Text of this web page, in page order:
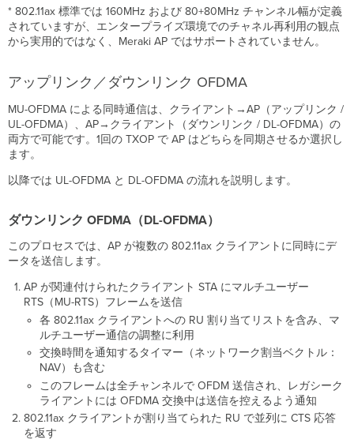
* 802.11ax 標準では 160MHz および 80+80MHz チャンネル幅が定義
されていますが、エンタープライズ環境でのチャネル再利用の観点
から実用的ではなく、Meraki AP ではサポートされていません。
アップリンク／ダウンリンク OFDMA
MU-OFDMA による同時通信は、クライアント→AP（アップリンク /
UL-OFDMA）、AP→クライアント（ダウンリンク / DL-OFDMA）の
両方で可能です。1回の TXOP で AP はどちらを同期させるか選択し
ます。
以降では UL-OFDMA と DL-OFDMA の流れを説明します。
ダウンリンク OFDMA（DL-OFDMA）
このプロセスでは、AP が複数の 802.11ax クライアントに同時にデ
ータを送信します。
AP が関連付けられたクライアント STA にマルチユーザー
RTS（MU-RTS）フレームを送信
各 802.11ax クライアントへの RU 割り当てリストを含み、マ
ルチユーザー通信の調整に利用
交換時間を通知するタイマー（ネットワーク割当ベクトル：
NAV）も含む
このフレームは全チャンネルで OFDM 送信され、レガシーク
ライアントには OFDMA 交換中は送信を控えるよう通知
802.11ax クライアントが割り当てられた RU で並列に CTS 応答
を返す